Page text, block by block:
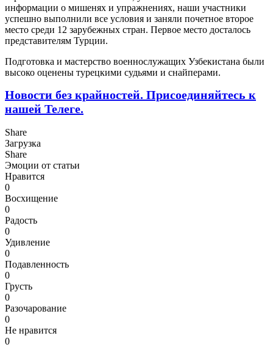
информации о мишенях и упражнениях, наши участники
успешно выполнили все условия и заняли почетное второе
место среди 12 зарубежных стран. Первое место досталось
представителям Турции.
Подготовка и мастерство военнослужащих Узбекистана были
высоко оценены турецкими судьями и снайперами.
Новости без крайностей. Присоединяйтесь к
нашей Телеге.
Share
Загрузка
Share
Эмоции от статьи
Нравится
0
Восхищение
0
Радость
0
Удивление
0
Подавленность
0
Грусть
0
Разочарование
0
Не нравится
0